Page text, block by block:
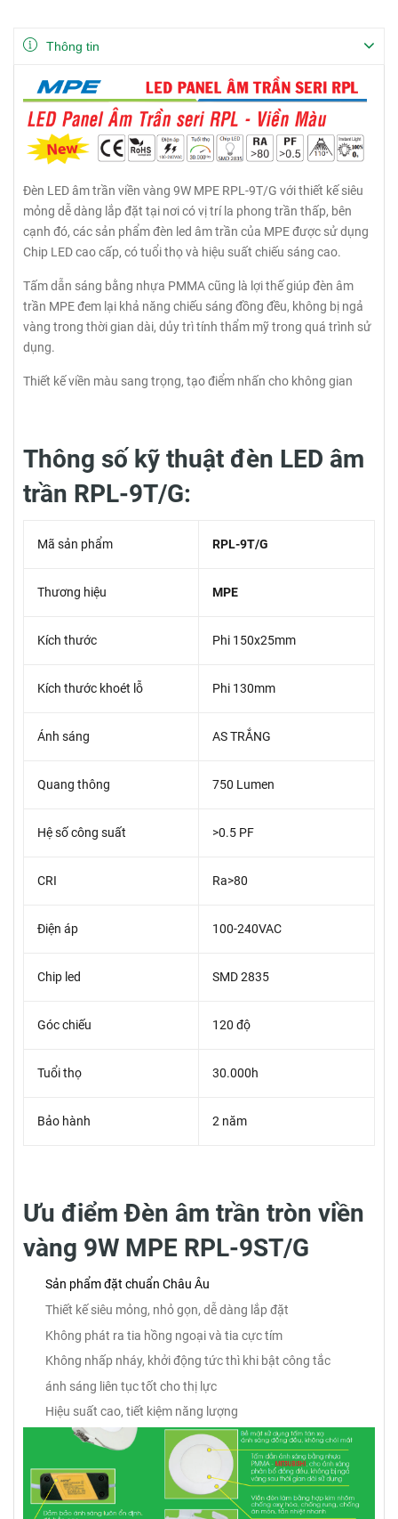
Thông tin
Đèn LED âm trần viền vàng 9W MPE RPL-9T/G với thiết kế siêu
mỏng dễ dàng lắp đặt tại nơi có vị trí la phong trần thấp, bên
cạnh đó, các sản phẩm đèn led âm trần của MPE được sử dụng
Chip LED cao cấp, có tuổi thọ và hiệu suất chiếu sáng cao.
Tấm dẫn sáng bằng nhựa PMMA cũng là lợi thế giúp đèn âm
trần MPE đem lại khả năng chiếu sáng đồng đều, không bị ngả
vàng trong thời gian dài, dủy trì tính thẩm mỹ trong quá trình sử
dụng.
Thiết kế viền màu sang trọng, tạo điểm nhấn cho không gian
Thông số kỹ thuật đèn LED âm
trần RPL-9T/G:
Mã sản phẩm RPL-9T/G
Thương hiệu MPE
Kích thước Phi 150x25mm
Kích thước khoét lỗ Phi 130mm
Ánh sáng AS TRẮNG
Quang thông 750 Lumen
Hệ số công suất >0.5 PF
CRI Ra>80
Điện áp 100-240VAC
Chip led SMD 2835
Góc chiếu 120 độ
Tuổi thọ 30.000h
Bảo hành 2 năm
Ưu điểm Đèn âm trần tròn viền
vàng 9W MPE RPL-9ST/G
Sản phẩm đặt chuẩn Châu Âu
Thiết kế siêu mỏng, nhỏ gọn, dễ dàng lắp đặt
Không phát ra tia hồng ngoại và tia cực tím
Không nhấp nháy, khởi động tức thì khi bật công tắc
ánh sáng liên tục tốt cho thị lực
Hiệu suất cao, tiết kiệm năng lượng